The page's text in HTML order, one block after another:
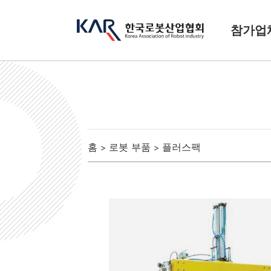
참가업
홈 > 로봇 부품 > 플러스팩